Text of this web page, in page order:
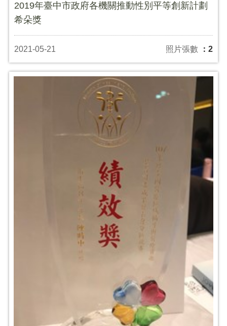
2019年臺中市政府各機關推動性別平等創新計劃
希朵獎
2021-05-21 照片張數 ：2